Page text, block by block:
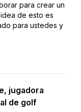
para crear un
de esto es
para ustedes y
jugadora
de golf